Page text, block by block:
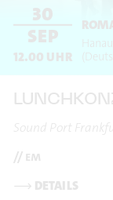
30
SEP
12.00 UHR
Sound Port
// em
⟶ DETAILS